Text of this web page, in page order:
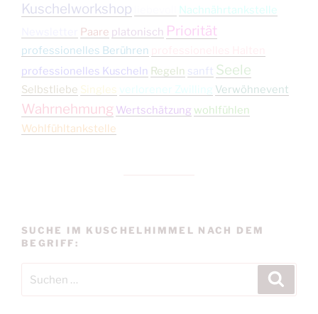
Kuschelworkshop
Nachnährtankstelle
Paare platonisch Priorität
professionelles Berühren
professionelles Kuscheln Regeln sanft Seele
Selbstliebe Singles verlorener Zwilling Verwöhnevent
Wahrnehmung Wertschätzung wohlfühlen
Wohlfühltankstelle
SUCHE IM KUSCHELHIMMEL NACH DEM
BEGRIFF: